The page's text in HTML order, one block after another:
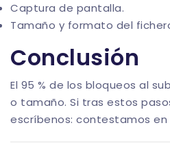
Captura de pantalla.
Tamaño y formato del
Conclusión
El 95 % de los bloqueos al
o tamaño. Si tras estos
escríbenos: contestamos en